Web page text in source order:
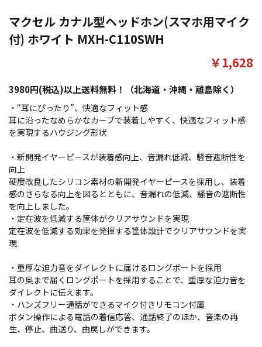
マクセル カナル型ヘッドホン(スマホ用マイク
付) ホワイト MXH-C110SWH
3980円(税込)以上送料無料！（北海道・沖縄・離島除く）
￥1,628
・“耳にぴったり”、快適なフィット感
耳に沿ったなめらかなカーブで装着しやすく、快適なフィット感
を実現するハウジング形状
・新開発イヤーピースが装着感向上、音漏れ低減、騒音遮断性を
向上
硬度改良したシリコン素材の新開発イヤーピースを採用し、装着
感のさらなる向上を図るとともに、音漏れの低減、騒音の遮断性
を向上しました。
・定在波を低減する筐体がクリアサウンドを実現
定在波を低減する効果を発揮する筐体設計でクリアサウンドを実
現
・重厚な迫力音をダイレクトに届けるロングポートを採用
耳の奥まで届くロングポートを採用することで、重厚な迫力音を
ダイレクトに伝えます。
・ハンズフリー通話ができるマイク付きリモコン付属
ボタン操作による電話の着信応答、通話終了のほか、音楽の再
生、停止、曲送り、曲戻しができます。